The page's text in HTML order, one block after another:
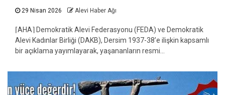
29 Nisan 2026 Alevi Haber Ağı
⌈AHA⌉ Demokratik Alevi Federasyonu (FEDA) ve Demokratik
Alevi Kadınlar Birliği (DAKB), Dersim 1937-38’e ilişkin kapsamlı
bir açıklama yayımlayarak, yaşananların resmi...